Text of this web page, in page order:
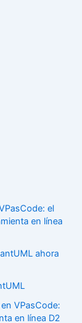
el
en línea
ahora
VPasCode:
en línea D2